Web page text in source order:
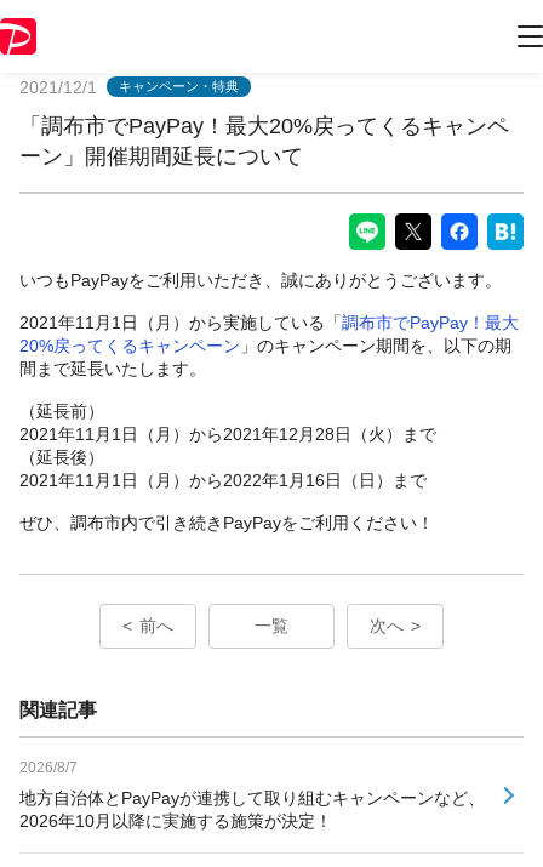
2021/12/1 キャンペーン・特典
「調布市でPayPay！最大20%戻ってくるキャンペ
ーン」開催期間延長について
いつもPayPayをご利用いただき、誠にありがとうございます。
2021年11月1日（月）から実施している「調布市でPayPay！最大
20%戻ってくるキャンペーン 」のキャンペーン期間を、以下の期
間まで延長いたします。
（延長前）
2021年11月1日（月）から2021年12月28日（火）まで
（延長後）
2021年11月1日（月）から2022年1月16日（日）まで
ぜひ、調布市内で引き続きPayPayをご利用ください！
前へ 一覧 次へ
関連記事
2026/8/7
地方自治体とPayPayが連携して取り組むキャンペーンなど、
2026年10月以降に実施する施策が決定！